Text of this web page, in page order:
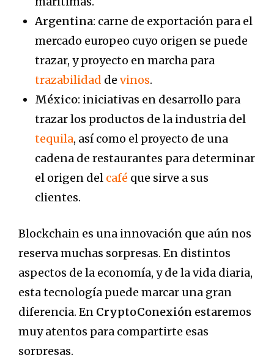
Argentina: carne de exportación para el
mercado europeo cuyo origen se puede
trazar, y proyecto en marcha para
trazabilidad de vinos.
México: iniciativas en desarrollo para
trazar los productos de la industria del
tequila, así como el proyecto de una
cadena de restaurantes para determinar
el origen del café que sirve a sus
clientes.
Blockchain es una innovación que aún nos
reserva muchas sorpresas. En distintos
aspectos de la economía, y de la vida diaria,
esta tecnología puede marcar una gran
diferencia. En CryptoConexión estaremos
muy atentos para compartirte esas
sorpresas.